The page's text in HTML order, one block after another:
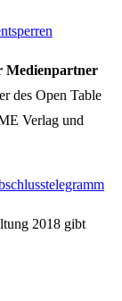
Medienpartner
des Open Table
Verlag und
2018 gibt